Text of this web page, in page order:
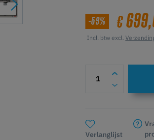
-59% €
Incl. btw excl.
Verlanglijst